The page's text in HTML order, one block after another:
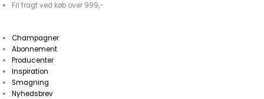
Gå
Fri fragt ved køb over 999,-
Champagner
Abonnement
Producenter
Inspiration
Smagning
Nyhedsbrev